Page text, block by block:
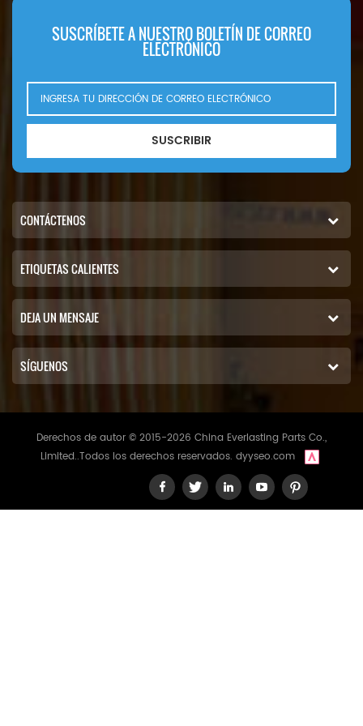
SUSCRÍBETE A NUESTRO BOLETÍN DE CORREO
ELECTRÓNICO
SUSCRIBIR
CONTÁCTENOS
ETIQUETAS CALIENTES
DEJA UN MENSAJE
SÍGUENOS
Derechos de autor © 2015-2026 China Everlasting Parts Co.,
Limited..Todos los derechos reservados. dyyseo.com